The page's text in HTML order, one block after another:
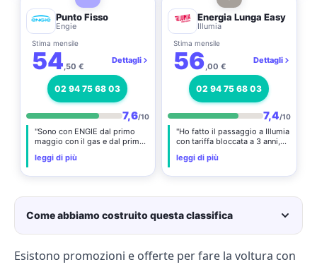
Punto Fisso
Engie
Stima mensile
54,50 €
Dettagli
02 94 75 68 03
7,6/10
"Sono con ENGIE dal primo
maggio con il gas e dal primo
nessun problema"
leggi di più
Energia Lunga Easy
Illumia
Stima mensile
56,00 €
Dettagli
02 94 75 68 03
7,4/10
"Ho fatto il passaggio a Illumia
con tariffa bloccata a 3 anni,
leggi di più
Come abbiamo costruito questa classifica
Esistono promozioni e offerte per fare la voltura con